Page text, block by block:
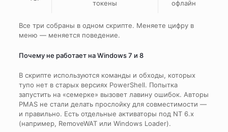
токены
офлайн
Все три собраны в одном скрипте. Меняете цифру в
меню — меняется поведение.
Почему не работает на Windows 7 и 8
В скрипте используются команды и обходы, которых
тупо нет в старых версиях PowerShell. Попытка
запустить на «семерке» вызовет лавину ошибок. Авторы
PMAS не стали делать прослойку для совместимости —
и правильно. Есть отдельные активаторы под NT 6.x
(например, RemoveWAT или Windows Loader).